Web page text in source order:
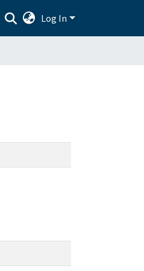
Log In